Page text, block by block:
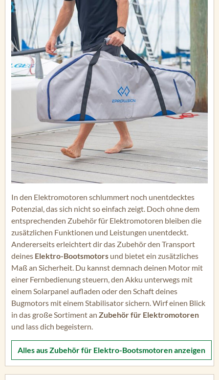
In den Elektromotoren schlummert noch unentdecktes
Potenzial, das sich nicht so einfach zeigt. Doch ohne dem
entsprechenden Zubehör für Elektromotoren bleiben die
zusätzlichen Funktionen und Leistungen unentdeckt.
Andererseits erleichtert dir das Zubehör den Transport
deines Elektro-Bootsmotors und bietet ein zusätzliches
Maß an Sicherheit. Du kannst demnach deinen Motor mit
einer Fernbedienung steuern, den Akku unterwegs mit
einem Solarpanel aufladen oder den Schaft deines
Bugmotors mit einem Stabilisator sichern. Wirf einen Blick
in das große Sortiment an Zubehör für Elektromotoren
und lass dich begeistern.
Alles ausZubehör für Elektro-Bootsmotorenanzeigen